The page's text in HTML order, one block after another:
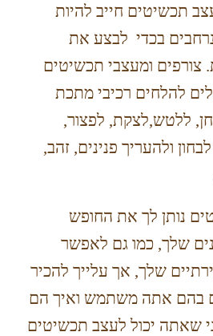
תכשיטים חייב להיות
בכדי לבצע את
צורפים ומעצבי תכשיטים
להלחים רכיבי מתכת
ללטש,לצקת, לפצור,
ולהעריך פנינים, זהב,
נותן לך את החופש
שלך, כמו גם לאפשר
שלך, אך עלייך להכיר
בהם אתה משתמש ואיך הם
שאתה יכול לעצב תכשיטים